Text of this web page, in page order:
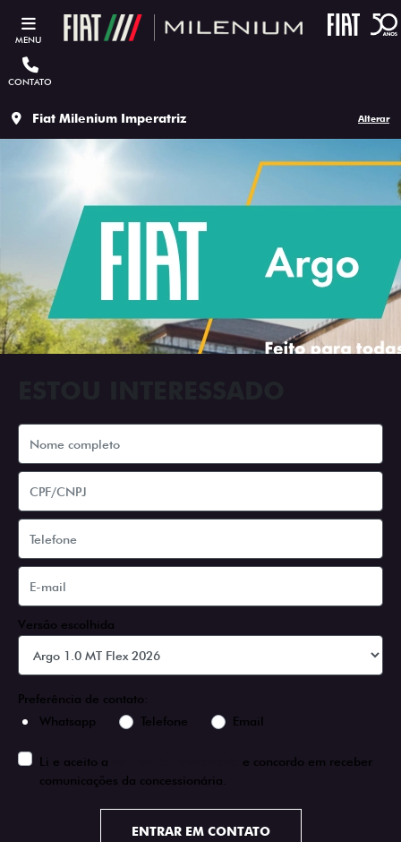
MENU
CONTATO
Fiat Milenium Imperatriz Alterar
Versão escolhida
Preferência de contato:
Whatsapp
Telefone Email
Li e aceito a
e concordo em receber
comunicações da concessionária.
ENTRAR EM CONTATO